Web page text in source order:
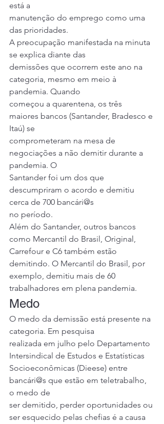
está a
manutenção do emprego como uma
das prioridades.
A preocupação manifestada na minuta
se explica diante das
demissões que ocorrem este ano na
categoria, mesmo em meio à
pandemia. Quando
começou a quarentena, os três
maiores bancos (Santander, Bradesco e
Itaú) se
comprometeram na mesa de
negociações a não demitir durante a
pandemia. O
Santander foi um dos que
descumpriram o acordo e demitiu
cerca de 700 bancári@s
no período.
Além do Santander, outros bancos
como Mercantil do Brasil, Original,
Carrefour e C6 também estão
demitindo. O Mercantil do Brasil, por
exemplo, demitiu mais de 60
trabalhadores em plena pandemia.
Medo
O medo da demissão está presente na
categoria. Em pesquisa
realizada em julho pelo Departamento
Intersindical de Estudos e Estatísticas
Socioeconômicas (Dieese) entre
bancári@s que estão em teletrabalho,
o medo de
ser demitido, perder oportunidades ou
ser esquecido pelas chefias é a causa